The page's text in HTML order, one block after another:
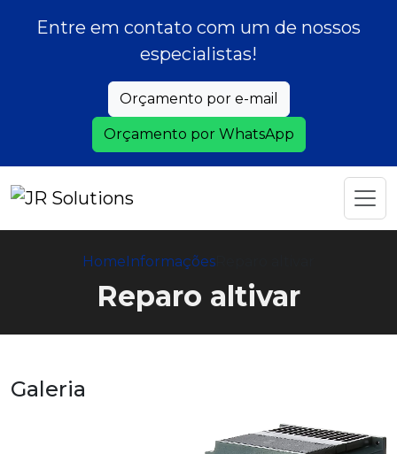
Entre em contato com um de nossos
especialistas!
Orçamento por e-mail
Orçamento por WhatsApp
HomeInformações
Reparo altivar
Galeria